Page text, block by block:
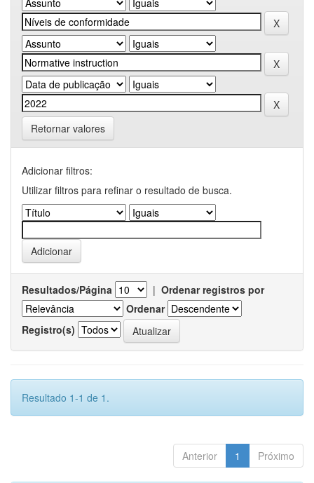
Retornar valores
Adicionar filtros:
Utilizar filtros para refinar o resultado de busca.
Resultados/Página | Ordenar registros por
Ordenar
Registro(s)
Resultado 1-1 de 1.
Anterior 1 Próximo